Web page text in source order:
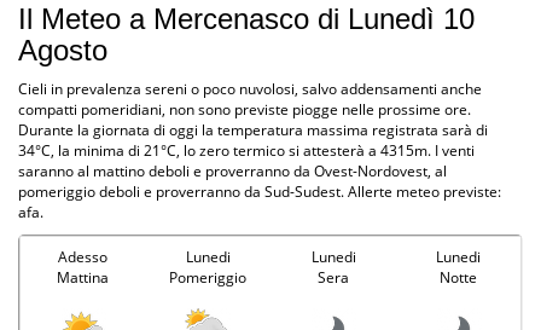
Il Meteo a Mercenasco di Lunedì 10
Agosto
Cieli in prevalenza sereni o poco nuvolosi, salvo addensamenti anche
compatti pomeridiani, non sono previste piogge nelle prossime ore.
Durante la giornata di oggi la temperatura massima registrata sarà di
34°C, la minima di 21°C, lo zero termico si attesterà a 4315m. I venti
saranno al mattino deboli e proverranno da Ovest-Nordovest, al
pomeriggio deboli e proverranno da Sud-Sudest. Allerte meteo previste:
afa.
Adesso
Mattina
Lunedi
Pomeriggio
Lunedi
Sera
Lunedi
Notte